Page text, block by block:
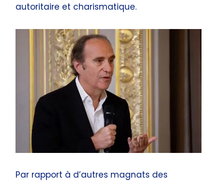
autoritaire et charismatique.
Par rapport à d’autres magnats des